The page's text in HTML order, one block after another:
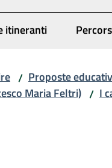
itineranti
/ Proposte
Maria Feltri) / I